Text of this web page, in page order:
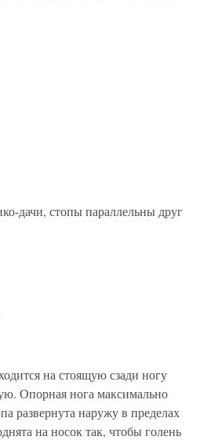
дачи, стопы параллельны друг
на стоящую сзади ногу
Опорная нога максимально
развернута наружу в пределах
на носок так, чтобы голень